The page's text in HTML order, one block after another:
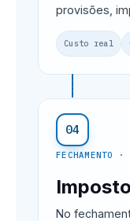
provisões,
Custo real
04
FECHAMENTO ·
No